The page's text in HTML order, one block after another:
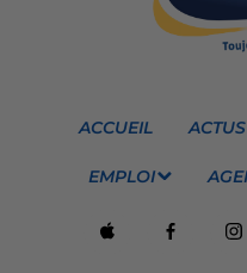
ACCUEIL
EMPLOI